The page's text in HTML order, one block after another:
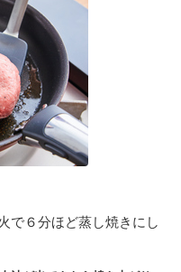
で６分ほど蒸し焼きにし